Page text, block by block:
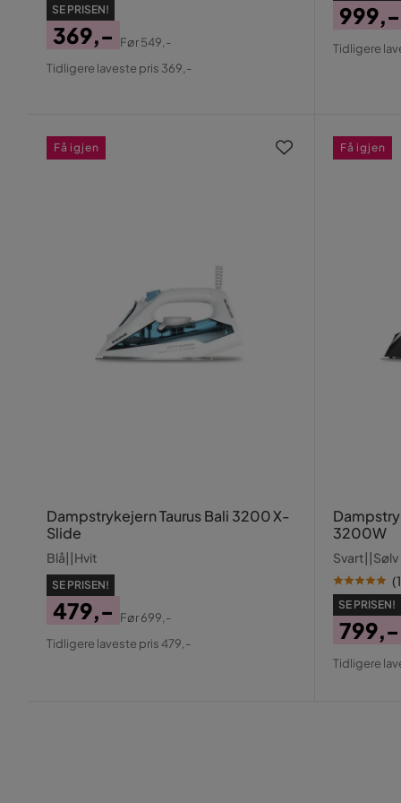
SE PRISEN!
Pris
369,-
Original
Før549,-
Tidligere laveste pris 369,-
Pris
999,-
Tidligere
Dampstrykejern Taurus Bali 3200 X-
Slide
Blå||Hvit
SE PRISEN!
Pris
479,-
Original
Før699,-
Tidligere laveste pris 479,-
Få igjen
3200W
Svart||Sølv
(1
SE PRISEN!
Pris
799,-
Tidligere
Få igjen